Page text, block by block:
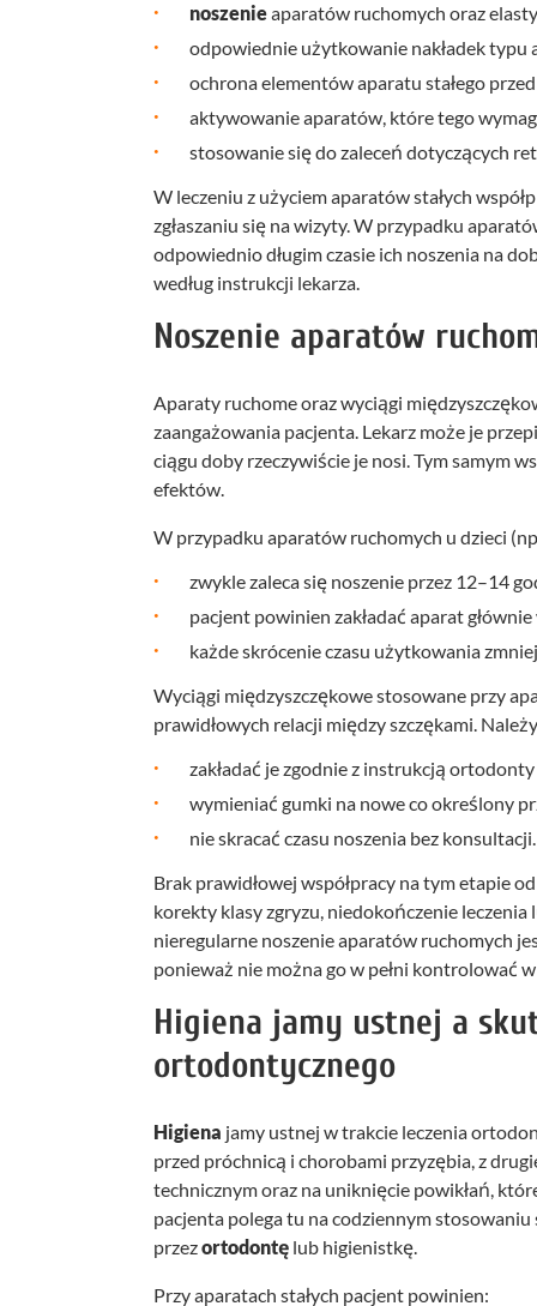
noszenieaparatów ruchomych oraz
odpowiednie użytkowanie nakładek typu
ochrona elementów aparatu stałego
aktywowanie aparatów, które tego
stosowanie się do zaleceń dotyczących
W leczeniu z użyciem aparatów stałych
zgłaszaniu się na wizyty. W przypadku
odpowiednio długim czasie ich noszenia na
według instrukcji lekarza.
Noszenie aparatów
Aparaty ruchome oraz wyciągi
zaangażowania pacjenta. Lekarz może je
ciągu doby rzeczywiście je nosi. Tym samym
efektów.
W przypadku aparatów ruchomych u dzieci
zwykle zaleca się noszenie przez 12–14
pacjent powinien zakładać aparat
każde skrócenie czasu użytkowania
Wyciągi międzyszczękowe stosowane przy
prawidłowych relacji między szczękami.
zakładać je zgodnie z instrukcją
wymieniać gumki na nowe co określony
nie skracać czasu noszenia bez konsultacji.
Brak prawidłowej współpracy na tym etapie
korekty klasy zgryzu, niedokończenie
nieregularne noszenie aparatów ruchomych
ponieważ nie można go w pełni kontrolować
Higiena jamy ustnej a
ortodontycznego
Higiena jamy ustnej w trakcie leczenia
przed próchnicą i chorobami przyzębia, z
technicznym oraz na uniknięcie powikłań,
pacjenta polega tu na codziennym stosowaniu
przezortodontę lub higienistkę.
Przy aparatach stałych pacjent powinien: